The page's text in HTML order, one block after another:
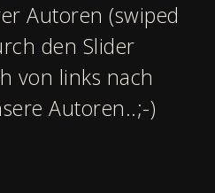
Autoren (swiped
den Slider
von links nach
Autoren..;-)